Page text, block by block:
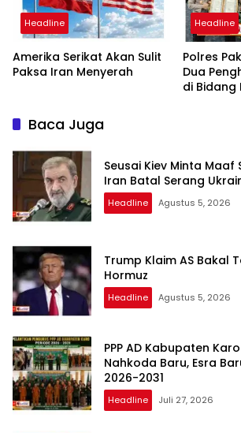
Headline
Amerika Serikat Akan Sulit
Paksa Iran Menyerah
Headline
Polres
Dua
di Bidang
Baca Juga
Seusai Kiev Minta Maaf
Iran Batal Serang
Headline Agustus 5, 2026
Trump Klaim AS Bakal
Hormuz
Headline Agustus 5, 2026
PPP AD Kabupaten
Nahkoda Baru, Esra
2026-2031
Headline Juli 27, 2026